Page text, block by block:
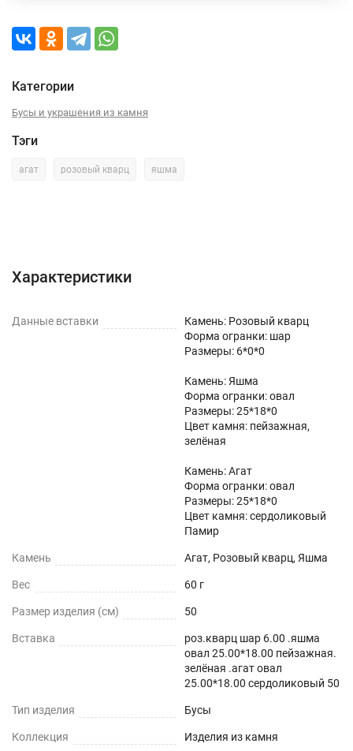
Категории
Бусы и украшения из камня
Тэги
агат розовый кварц яшма
Характеристики
Данные вставки
Камень: Розовый кварц
Форма огранки: шар
Размеры: 6*0*0
Камень: Яшма
Форма огранки: овал
Размеры: 25*18*0
Цвет камня: пейзажная,
зелёная
Камень: Агат
Форма огранки: овал
Размеры: 25*18*0
Цвет камня: сердоликовый
Памир
Камень Агат, Розовый кварц, Яшма
Вес 60 г
Размер изделия (см) 50
Вставка
роз.кварц шар 6.00 .яшма
овал 25.00*18.00 пейзажная.
зелёная .агат овал
25.00*18.00 сердоликовый 50
Тип изделия Бусы
Коллекция Изделия из камня